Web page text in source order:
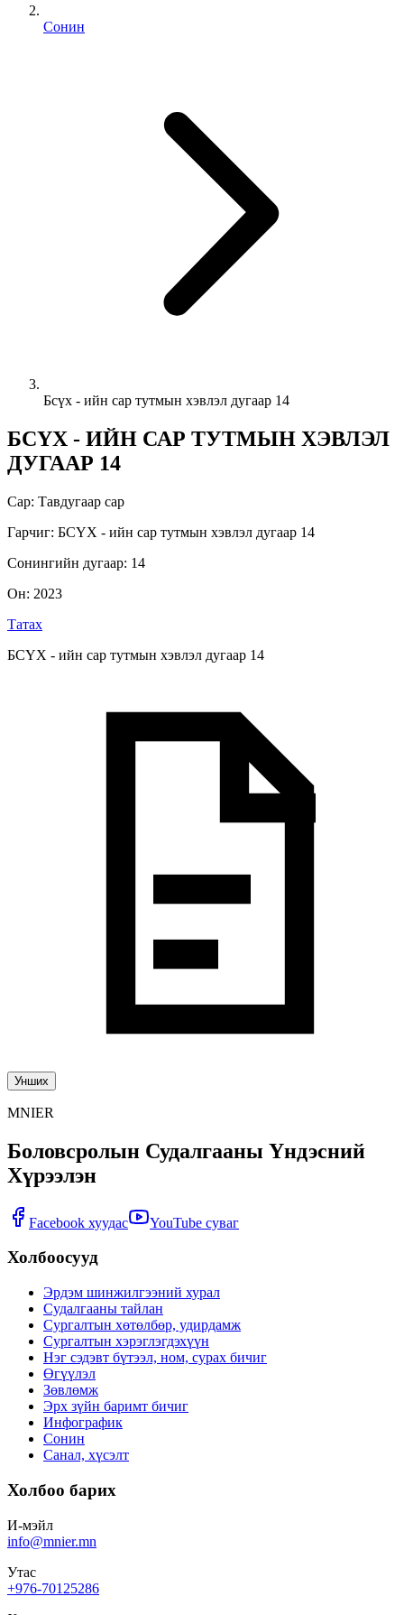
Сонин
Бсүх - ийн сар тутмын хэвлэл дугаар 14
БСҮХ - ИЙН САР ТУТМЫН ХЭВЛЭЛ
ДУГААР 14
Сар: Тавдугаар сар
Гарчиг: БСҮХ - ийн сар тутмын хэвлэл дугаар 14
Сонингийн дугаар: 14
Он: 2023
Татах
БСҮХ - ийн сар тутмын хэвлэл дугаар 14
Унших
MNIER
Боловсролын Судалгааны Үндэсний
Хүрээлэн
Facebook хуудас YouTube суваг
Холбоосууд
Эрдэм шинжилгээний хурал
Судалгааны тайлан
Сургалтын хөтөлбөр, удирдамж
Сургалтын хэрэглэгдэхүүн
Нэг сэдэвт бүтээл, ном, сурах бичиг
Өгүүлэл
Зөвлөмж
Эрх зүйн баримт бичиг
Инфографик
Сонин
Санал, хүсэлт
Холбоо барих
И-мэйл
info@mnier.mn
Утас
+976-70125286